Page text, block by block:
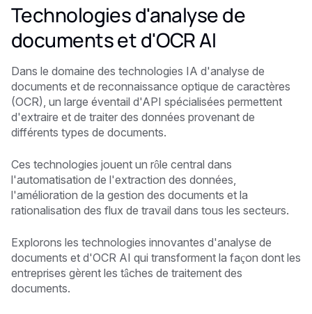
Technologies d'analyse de
documents et d'OCR AI
Dans le domaine des technologies IA d'analyse de
documents et de reconnaissance optique de caractères
(OCR), un large éventail d'API spécialisées permettent
d'extraire et de traiter des données provenant de
différents types de documents.
Ces technologies jouent un rôle central dans
l'automatisation de l'extraction des données,
l'amélioration de la gestion des documents et la
rationalisation des flux de travail dans tous les secteurs.
Explorons les technologies innovantes d'analyse de
documents et d'OCR AI qui transforment la façon dont les
entreprises gèrent les tâches de traitement des
documents.